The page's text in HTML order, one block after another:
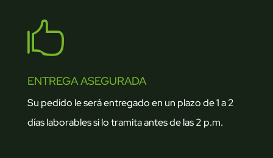

ENTREGA ASEGURADA
Su pedido le será entregado en un plazo de 1 a 2
días laborables si lo tramita antes de las 2 p.m.